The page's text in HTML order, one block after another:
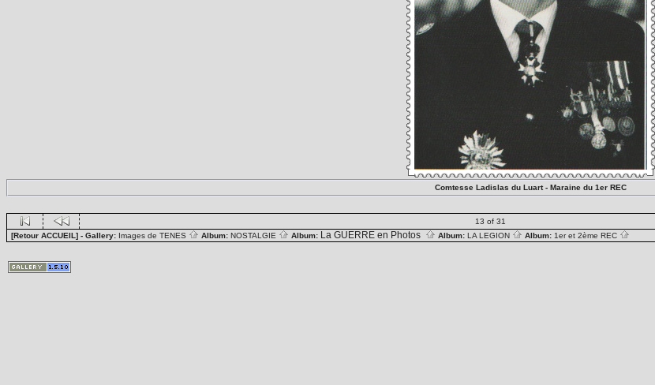
Comtesse Ladislas du Luart - Maraine du 1er REC
13 of 31
[Retour ACCUEIL] - Gallery: Images de TENES Album: NOSTALGIE Album: La GUERRE en Photos Album: LA LEGION Album: 1er et 2ème REC